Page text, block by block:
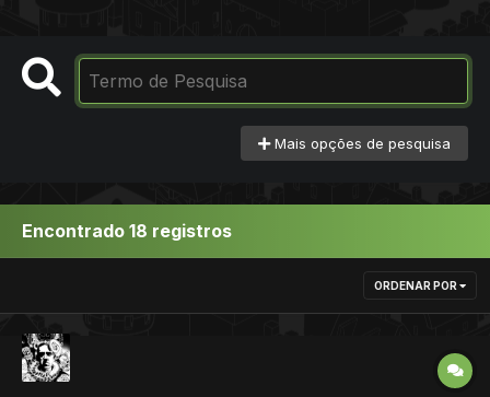
Mais opções de pesquisa
Encontrado 18 registros
ORDENAR POR